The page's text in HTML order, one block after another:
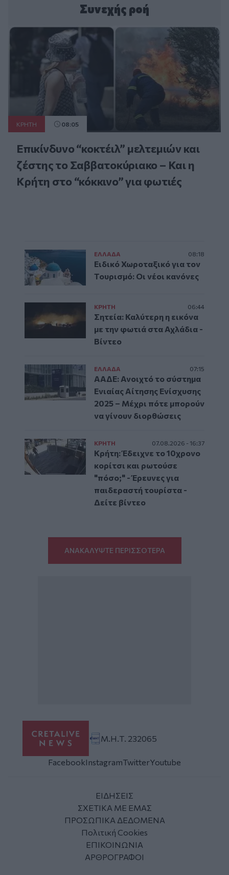
Συνεχής ροή
ΚΡΗΤΗ 08:05
Επικίνδυνο “κοκτέιλ” μελτεμιών και
ζέστης το Σαββατοκύριακο – Και η
Κρήτη στο “κόκκινο” για φωτιές
ΕΛΛAΔΑ 08:18
Ειδικό Χωροταξικό για τον
Τουρισμό: Οι νέοι κανόνες
ΚΡΗΤΗ 06:44
Σητεία: Καλύτερη η εικόνα
με την φωτιά στα Αχλάδια -
Βίντεο
ΕΛΛAΔΑ 07:15
ΑΑΔΕ: Ανοιχτό το σύστημα
Ενιαίας Αίτησης Ενίσχυσης
2025 – Μέχρι πότε μπορούν
να γίνουν διορθώσεις
ΚΡΗΤΗ 07.08.2026 - 16:37
Κρήτη: Έδειχνε το 10χρονο
κορίτσι και ρωτούσε
"πόσο;" - Έρευνες για
παιδεραστή τουρίστα -
Δείτε βίντεο
ΑΝΑΚΑΛΥΨΤΕ ΠΕΡΙΣΣΟΤΕΡΑ
Μ.Η.Τ. 232065
FacebookInstagramTwitterYoutube
ΕΙΔΗΣΕΙΣ
ΣΧΕΤΙΚΑ ΜΕ ΕΜΑΣ
ΠΡΟΣΩΠΙΚΑ ΔΕΔΟΜΕΝΑ
Πολιτική Cookies
ΕΠΙΚΟΙΝΩΝΙΑ
ΑΡΘΡΟΓΡΑΦΟΙ